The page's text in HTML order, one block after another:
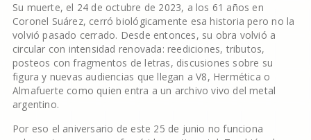
Su muerte, el 24 de octubre de 2023, a los 61 años en
Coronel Suárez, cerró biológicamente esa historia pero no la
volvió pasado cerrado. Desde entonces, su obra volvió a
circular con intensidad renovada: reediciones, tributos,
posteos con fragmentos de letras, discusiones sobre su
figura y nuevas audiencias que llegan a V8, Hermética o
Almafuerte como quien entra a un archivo vivo del metal
argentino.
Por eso el aniversario de este 25 de junio no funciona